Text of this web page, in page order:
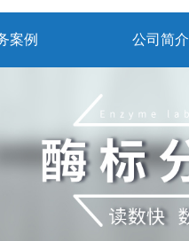
案例 公司简介